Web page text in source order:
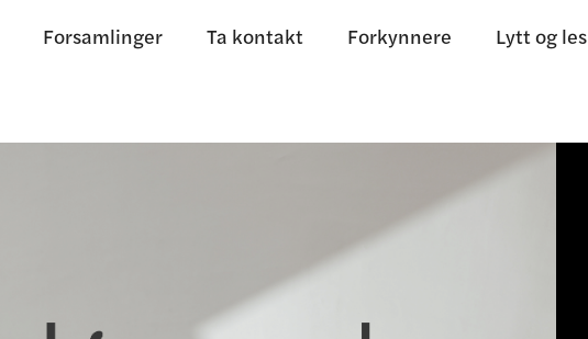
Forsamlinger Ta kontakt Forkynnere Lytt og les